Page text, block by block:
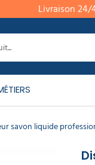
Livraison
savon liquide